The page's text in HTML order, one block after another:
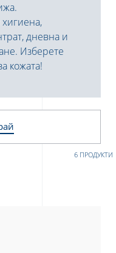
дневна и
Изберете
кожата!
6 ПРОДУКТИ